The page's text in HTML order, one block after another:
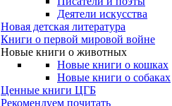
Деятели искусства
Новая детская литература
Книги о первой мировой войне
Новые книги о животных
Новые книги о кошках
Новые книги о собаках
Ценные книги ЦГБ
Рекомендуем почитать